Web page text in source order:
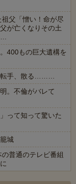
祖父「憎い！命が尽
が亡くなりその土
…
400もの巨大遺構を
転手、散る………
。不倫がバレて
って知って驚いた
城
普通のテレビ番組